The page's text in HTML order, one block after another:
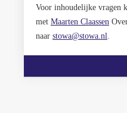
Voor inhoudelijke vragen
met Maarten Claassen
naar stowa@stowa.nl.